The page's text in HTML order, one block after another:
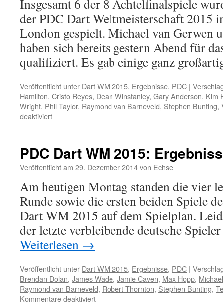
Insgesamt 6 der 8 Achtelfinalspiele
der PDC Dart Weltmeisterschaft 2015
London gespielt. Michael van Gerwen
haben sich bereits gestern Abend für
qualifiziert. Es gab einige ganz
Veröffentlicht unter Dart WM 2015, Ergebnisse, PDC |
Hamilton, Cristo Reyes, Dean Winstanley, Gary Anderson, Kim
Wright, Phil Taylor, Raymond van Barneveld, Stephen Bunting,
deaktiviertfür
2015
–
Achtelfinale
PDC Dart WM 2015:
Veröffentlicht am 29. Dezember 2014von Echse
Am heutigen Montag standen die vier
Runde sowie die ersten beiden Spiele
Dart WM 2015 auf dem Spielplan.
der letzte verbleibende deutsche
Weiterlesen →
Veröffentlicht unter Dart WM 2015, Ergebnisse, PDC |
Brendan Dolan, James Wade, Jamie Caven, Max Hopp,
Raymond van Barneveld, Robert Thornton, Stephen Bunting,
Kommentare deaktiviertfür